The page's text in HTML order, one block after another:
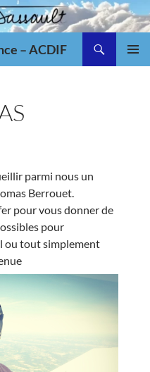
– ACDIF
parmi nous un
Berrouet.
pour vous donner de
pour
ou tout simplement